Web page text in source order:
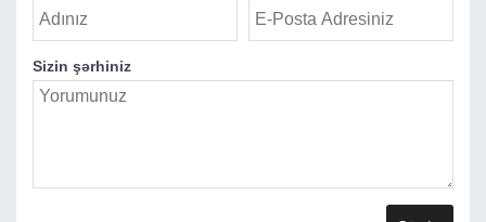
Sizin şərhiniz